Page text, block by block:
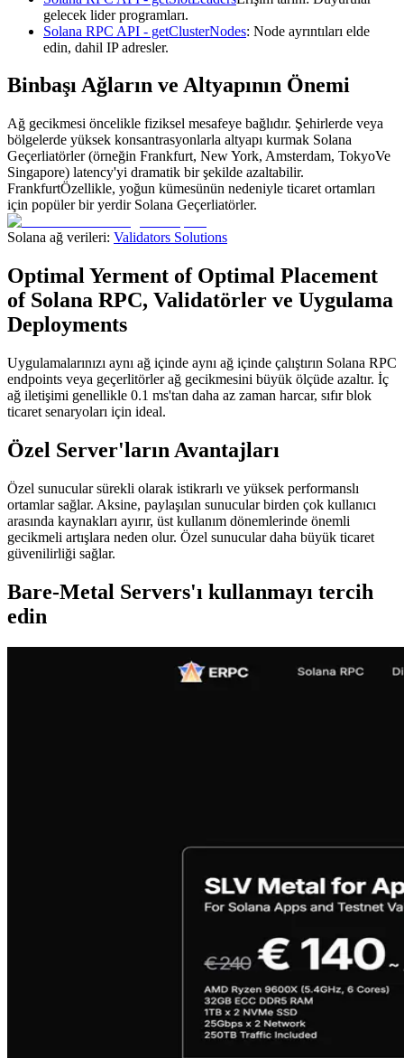
gelecek lider programları.
Solana RPC API - getClusterNodes: Node ayrıntıları elde
edin, dahil IP adresler.
Binbaşı Ağların ve Altyapının Önemi
Ağ gecikmesi öncelikle fiziksel mesafeye bağlıdır. Şehirlerde veya
bölgelerde yüksek konsantrasyonlarla altyapı kurmak Solana
Geçerliatörler (örneğin Frankfurt, New York, Amsterdam, TokyoVe
Singapore) latency'yi dramatik bir şekilde azaltabilir.
FrankfurtÖzellikle, yoğun kümesünün nedeniyle ticaret ortamları
için popüler bir yerdir Solana Geçerliatörler.
Solana ağ verileri: Validators Solutions
Optimal Yerment of Optimal Placement
of Solana RPC, Validatörler ve Uygulama
Deployments
Uygulamalarınızı aynı ağ içinde aynı ağ içinde çalıştırın Solana RPC
endpoints veya geçerlitörler ağ gecikmesini büyük ölçüde azaltır. İç
ağ iletişimi genellikle 0.1 ms'tan daha az zaman harcar, sıfır blok
ticaret senaryoları için ideal.
Özel Server'ların Avantajları
Özel sunucular sürekli olarak istikrarlı ve yüksek performanslı
ortamlar sağlar. Aksine, paylaşılan sunucular birden çok kullanıcı
arasında kaynakları ayırır, üst kullanım dönemlerinde önemli
gecikmeli artışlara neden olur. Özel sunucular daha büyük ticaret
güvenilirliği sağlar.
Bare-Metal Servers'ı kullanmayı tercih
edin